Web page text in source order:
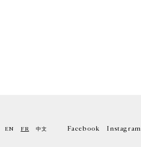
EN FR 中文 Facebook Instagram